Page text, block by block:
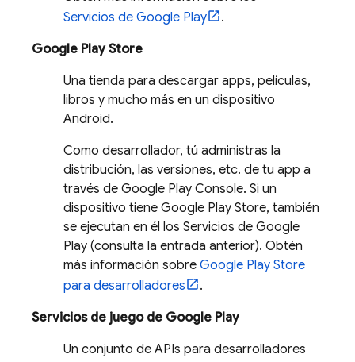
Servicios de Google Play
.
Google Play Store
Una tienda para descargar apps, películas,
libros y mucho más en un dispositivo
Android.
Como desarrollador, tú administras la
distribución, las versiones, etc. de tu app a
través de Google Play Console. Si un
dispositivo tiene Google Play Store, también
se ejecutan en él los Servicios de Google
Play (consulta la entrada anterior). Obtén
más información sobre Google Play Store
para desarrolladores
.
Servicios de juego de Google Play
Un conjunto de APIs para desarrolladores